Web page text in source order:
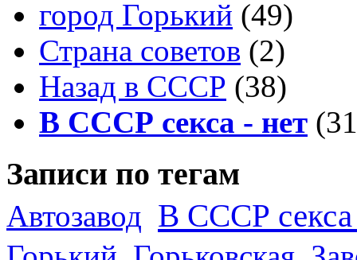
город Горький (49)
Страна советов (2)
Назад в СССР (38)
В СССР секса - нет
Записи по тегам
Автозавод В СССР секса